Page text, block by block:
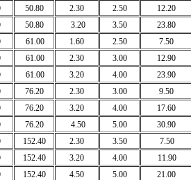
50.80 2.30 2.50 12.20
50.80 3.20 3.50 23.80
61.00 1.60 2.50 7.50
61.00 2.30 3.00 12.90
61.00 3.20 4.00 23.90
76.20 2.30 3.00 9.50
76.20 3.20 4.00 17.60
76.20 4.50 5.00 30.90
152.40 2.30 3.50 7.50
152.40 3.20 4.00 11.90
152.40 4.50 5.00 21.00